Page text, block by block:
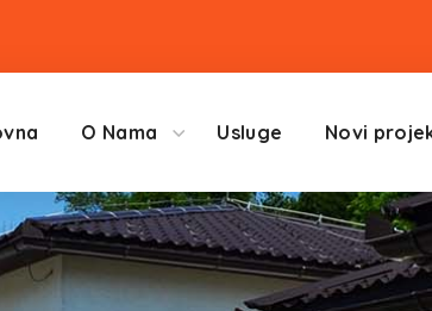
O Nama Usluge Novi